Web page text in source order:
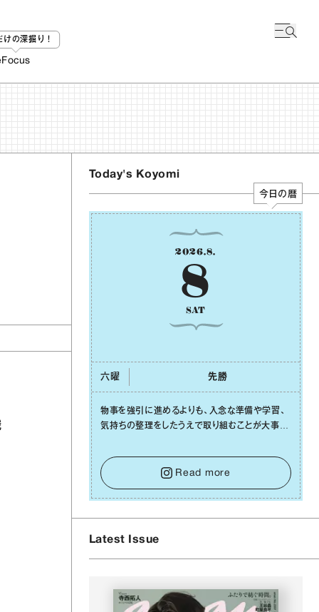
けの深掘り！
Focus
Today's Koyomi
今日の暦
2026.8.
8
SAT
六曜 先勝
物事を強引に進めるよりも、⼊念な準備や学習、
気持ちの整理をしたうえで取り組むことが⼤事な
も焦らないで。意思を伝える⼯夫をしたり、あなた
⾃⾝や疲れていそうな⼈をいたわることに時間を
使いましょう。ここでしっかりとエネルギーを蓄
え、困難を乗り越える⼒に変えましょう。
Read more
Latest Issue